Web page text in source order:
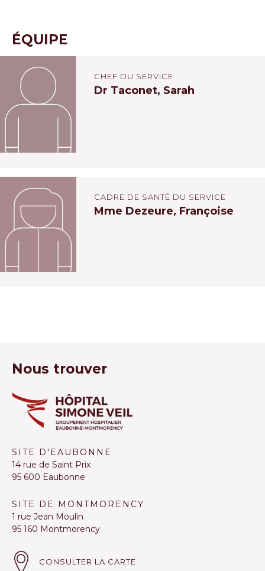
ÉQUIPE
CHEF DU SERVICE
Dr Taconet, Sarah
CADRE DE SANTÉ DU SERVICE
Mme Dezeure, Françoise
Nous trouver
SITE D'EAUBONNE
14 rue de Saint Prix
95 600 Eaubonne
SITE DE MONTMORENCY
1 rue Jean Moulin
95 160 Montmorency
CONSULTER LA CARTE